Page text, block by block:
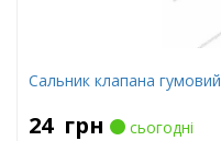
Сальник клапана гумовий
24 грн
сьогодні